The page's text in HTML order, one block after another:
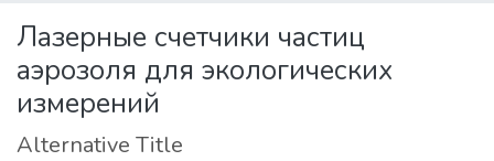
Statistics
Лазерные счетчики частиц
аэрозоля для экологических
измерений
Alternative Title